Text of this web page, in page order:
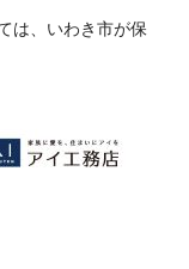
は、いわき市が保